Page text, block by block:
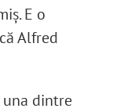
E o
Alfred
una dintre